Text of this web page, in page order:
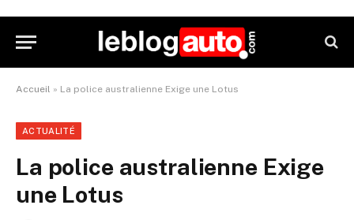
Accueil » La police australienne Exige une Lotus
ACTUALITÉ
La police australienne Exige
une Lotus